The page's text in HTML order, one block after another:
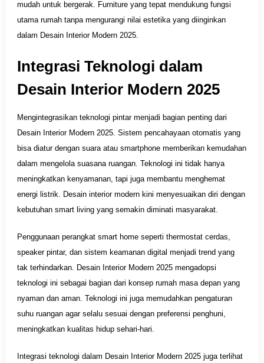
mudah untuk bergerak. Furniture yang tepat mendukung fungsi
utama rumah tanpa mengurangi nilai estetika yang diinginkan
dalam Desain Interior Modern 2025.
Integrasi Teknologi dalam
Desain Interior Modern 2025
Mengintegrasikan teknologi pintar menjadi bagian penting dari
Desain Interior Modern 2025. Sistem pencahayaan otomatis yang
bisa diatur dengan suara atau smartphone memberikan kemudahan
dalam mengelola suasana ruangan. Teknologi ini tidak hanya
meningkatkan kenyamanan, tapi juga membantu menghemat
energi listrik. Desain interior modern kini menyesuaikan diri dengan
kebutuhan smart living yang semakin diminati masyarakat.
Penggunaan perangkat smart home seperti thermostat cerdas,
speaker pintar, dan sistem keamanan digital menjadi trend yang
tak terhindarkan. Desain Interior Modern 2025 mengadopsi
teknologi ini sebagai bagian dari konsep rumah masa depan yang
nyaman dan aman. Teknologi ini juga memudahkan pengaturan
suhu ruangan agar selalu sesuai dengan preferensi penghuni,
meningkatkan kualitas hidup sehari-hari.
Integrasi teknologi dalam Desain Interior Modern 2025 juga terlihat